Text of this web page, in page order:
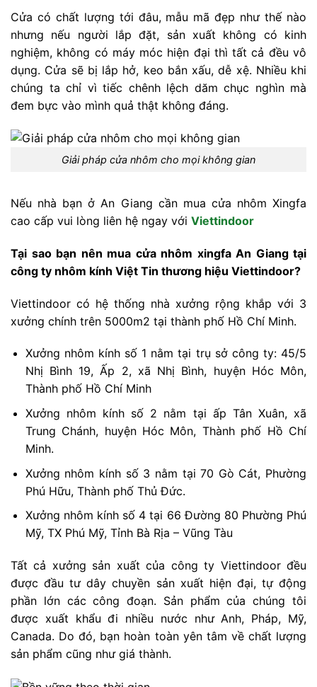
Cửa có chất lượng tới đâu, mẫu mã đẹp như thế nào
nhưng nếu người lắp đặt, sản xuất không có kinh
nghiệm, không có máy móc hiện đại thì tất cả đều vô
dụng. Cửa sẽ bị lắp hở, keo bắn xấu, dễ xệ. Nhiều khi
chúng ta chỉ vì tiếc chênh lệch dăm chục nghìn mà
đem bực vào mình quả thật không đáng.
Giải pháp cửa nhôm cho mọi không gian
Nếu nhà bạn ở An Giang cần mua cửa nhôm Xingfa
cao cấp vui lòng liên hệ ngay với Viettindoor
Tại sao bạn nên mua cửa nhôm xingfa An Giang tại
công ty nhôm kính Việt Tin thương hiệu Viettindoor?
Viettindoor có hệ thống nhà xưởng rộng khắp với 3
xưởng chính trên 5000m2 tại thành phố Hồ Chí Minh.
Xưởng nhôm kính số 1 nằm tại trụ sở công ty: 45/5
Nhị Bình 19, Ấp 2, xã Nhị Bình, huyện Hóc Môn,
Thành phố Hồ Chí Minh
Xưởng nhôm kính số 2 nằm tại ấp Tân Xuân, xã
Trung Chánh, huyện Hóc Môn, Thành phố Hồ Chí
Minh.
Xưởng nhôm kính số 3 nằm tại 70 Gò Cát, Phường
Phú Hữu, Thành phố Thủ Đức.
Xưởng nhôm kính số 4 tại 66 Đường 80 Phường Phú
Mỹ, TX Phú Mỹ, Tỉnh Bà Rịa – Vũng Tàu
Tất cả xưởng sản xuất của công ty Viettindoor đều
được đầu tư dây chuyền sản xuất hiện đại, tự động
phần lớn các công đoạn. Sản phẩm của chúng tôi
được xuất khẩu đi nhiều nước như Anh, Pháp, Mỹ,
Canada. Do đó, bạn hoàn toàn yên tâm về chất lượng
sản phẩm cũng như giá thành.